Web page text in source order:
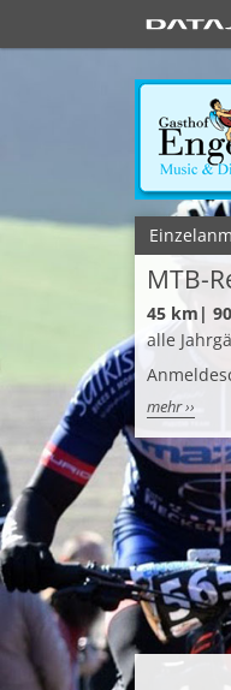
MTB-
45 km|
alle
mehr ››